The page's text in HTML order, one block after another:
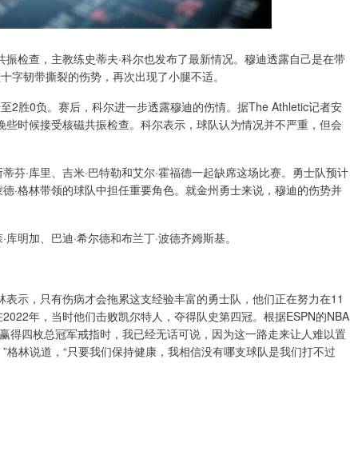
检查，主教练史蒂夫·科尔也发布了最新情况。穆迪透露自己是在带
韧带撕裂的伤势，再次出现了小腿不适。
2胜0负。赛后，科尔进一步透露穆迪的伤情。据The Athletic记者安
时候接受核磁共振检查。科尔表示，球队认为情况并不严重，但会
芬·库里、吉米·巴特勒和艾尔·霍福德一起缺席这场比赛。勇士队预计
·格林带领的球队中担任重要角色。就金州勇士来说，穆迪的伤势并
明加、巴迪·希尔德和布兰丁·波德齐姆斯基。
示，只有伤病才会拖累这支经验丰富的勇士队，他们正在努力在11
年，当时他们击败凯尔特人，夺得队史第四冠。根据ESPN的NBA
得四枚总冠军戒指时，我已经无话可说，因为这一路走来让人难以置
林说道，“只要我们保持健康，我相信没有哪支球队是我们打不过